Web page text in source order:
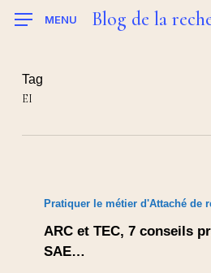
MENU Blog de la
Tag
EI
Pratiquer le métier d'Attaché de
ARC et TEC, 7 conseils
SAE…